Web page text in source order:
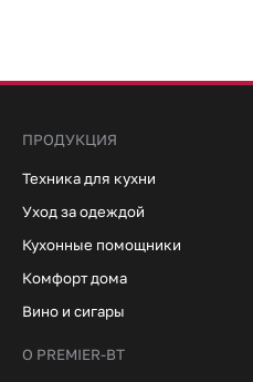
ПРОДУКЦИЯ
Техника для кухни
Уход за одеждой
Кухонные помощники
Комфорт дома
Вино и сигары
О PREMIER-BT